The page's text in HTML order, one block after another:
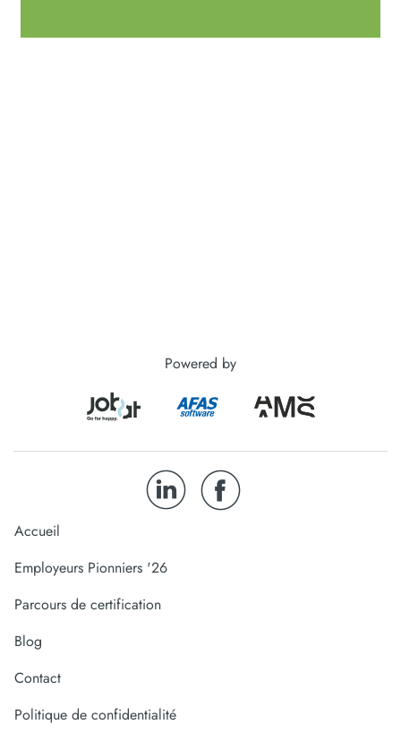
Powered by
Accueil
Employeurs Pionniers '26
Parcours de certification
Blog
Contact
Politique de confidentialité